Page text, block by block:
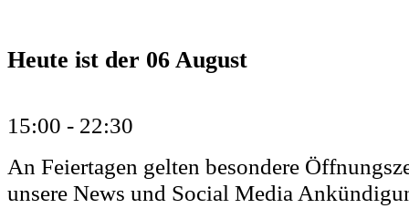
Heute ist der 06 August
15:00 - 22:30
An Feiertagen gelten besondere
unsere News und Social Media